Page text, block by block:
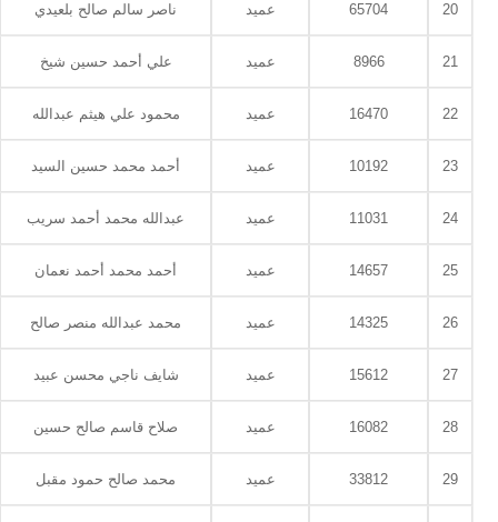
20
65704 عميد ناصر سالم صالح بلعيدي
21
8966 عميد علي أحمد حسين شيخ
22
16470 عميد محمود علي هيثم عبدالله
23
10192 عميد أحمد محمد حسين السيد
24
11031 عميد عبدالله محمد أحمد سريب
25
14657 عميد أحمد محمد أحمد نعمان
26
14325 عميد محمد عبدالله منصر صالح
27
15612 عميد شايف ناجي محسن عبيد
28
16082 عميد صلاح قاسم صالح حسين
29
33812 عميد محمد صالح حمود مقبل